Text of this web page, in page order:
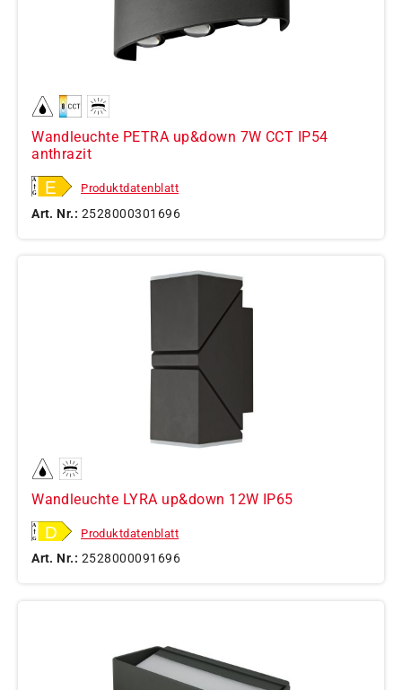
Wandleuchte PETRA up&down 7W CCT IP54
anthrazit
Produktdatenblatt
Art. Nr.: 2528000301696
Wandleuchte LYRA up&down 12W IP65
Produktdatenblatt
Art. Nr.: 2528000091696